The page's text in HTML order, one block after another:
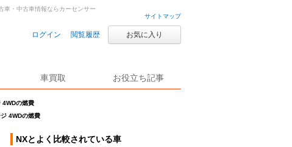
サイトマップ
ログイン 閲覧履歴 お気に入り
車買取 お役立ち記事
4WDの燃費
4WDの燃費
車・中古車情報ならカーセンサー
NXとよく比較されている車